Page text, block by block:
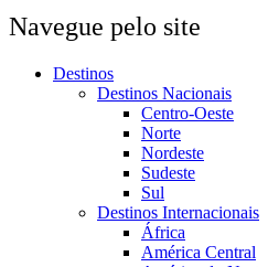
Navegue pelo site
Destinos
Destinos Nacionais
Centro-Oeste
Norte
Nordeste
Sudeste
Sul
Destinos Internacionais
África
América Central